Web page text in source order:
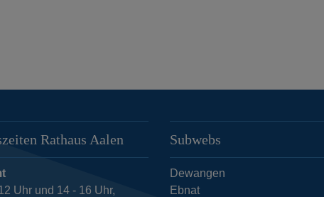
Rathaus Aalen
Uhr und 14 - 16 Uhr,
Subwebs
Dewangen
Ebnat